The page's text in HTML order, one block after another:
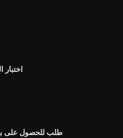
طلب للحصول على